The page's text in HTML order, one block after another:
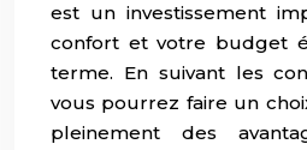
est un investissement
confort et votre budget
terme. En suivant les
vous pourrez faire un
pleinement des